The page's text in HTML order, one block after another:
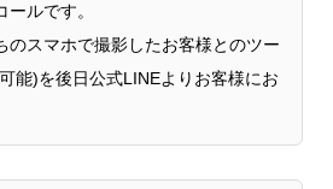
ルです。
スマホで撮影したお客様とのツー
能)を後日公式LINEよりお客様にお